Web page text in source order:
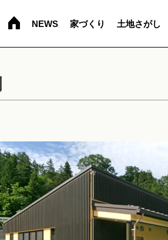
NEWS 家づくり 土地さがし